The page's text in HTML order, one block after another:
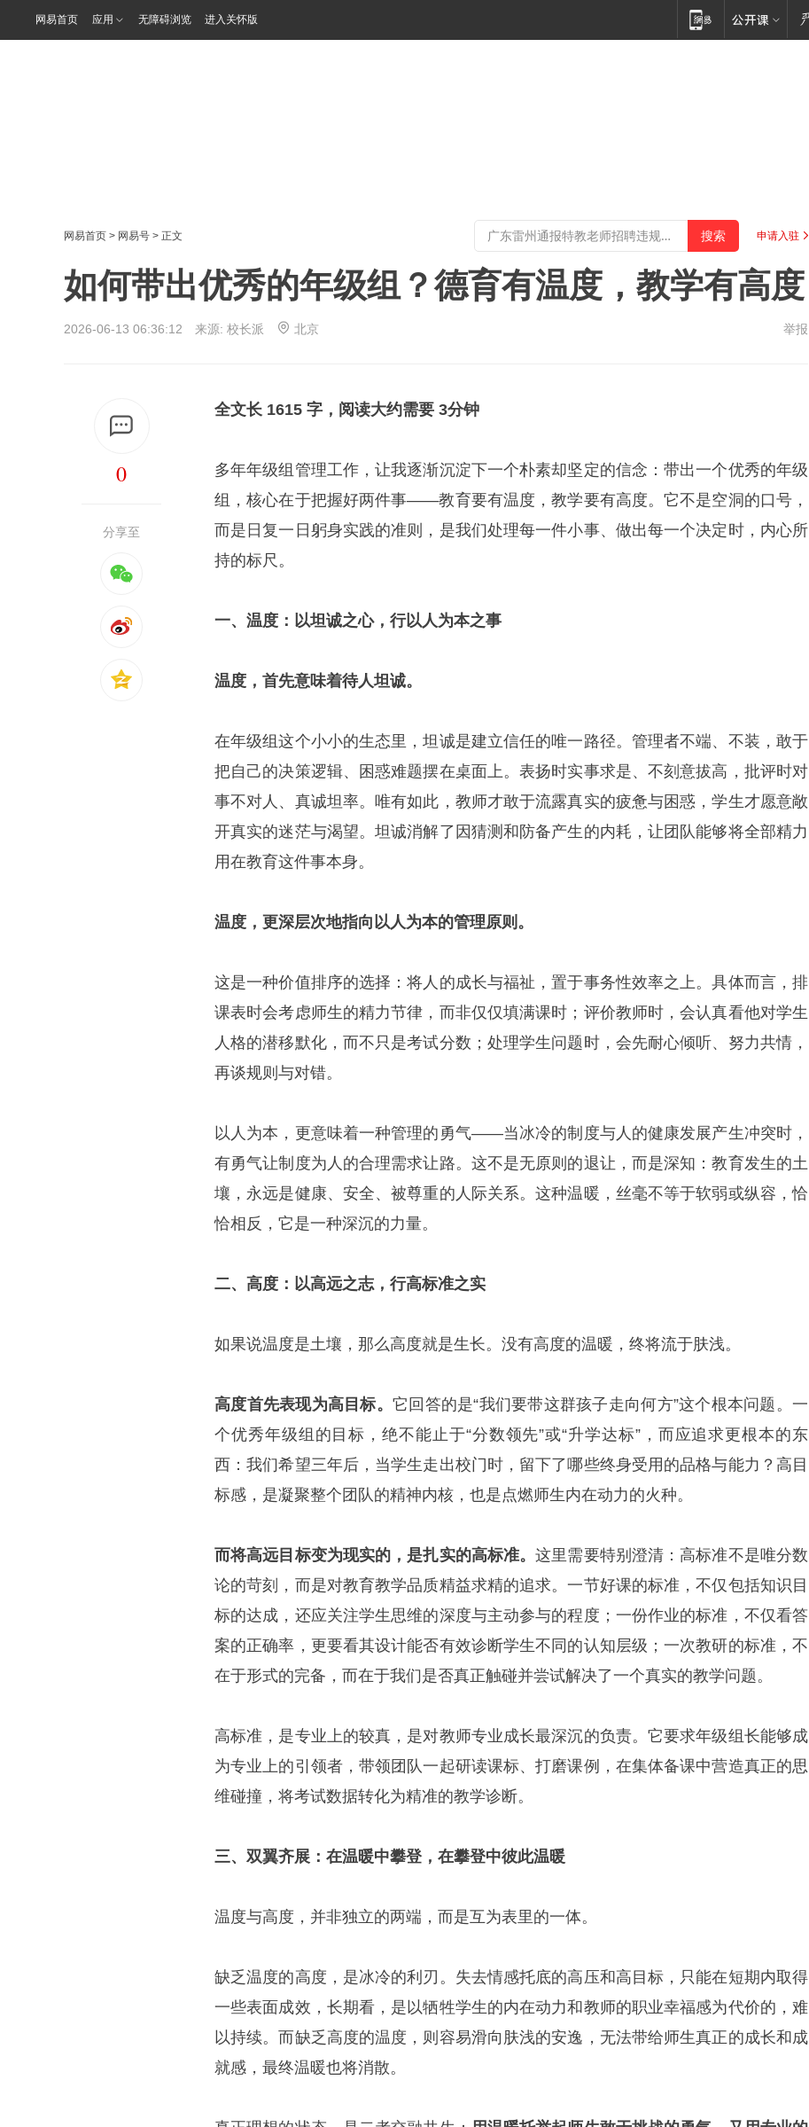
网易首页 应用 无障碍浏览 进入关怀版
网易首页 > 网易号 > 正文 申请入驻
如何带出优秀的年级组？德育有温度，教学有高度
2026-06-13 06:36:12 来源: 校长派 北京 举报
0
分享至
全文长 1615 字，阅读大约需要 3分钟
多年年级组管理工作，让我逐渐沉淀下一个朴素却坚定的信念：带出一个优秀的年级
组，核心在于把握好两件事——教育要有温度，教学要有高度。它不是空洞的口号，
而是日复一日躬身实践的准则，是我们处理每一件小事、做出每一个决定时，内心所
持的标尺。
一、温度：以坦诚之心，行以人为本之事
温度，首先意味着待人坦诚。
在年级组这个小小的生态里，坦诚是建立信任的唯一路径。管理者不端、不装，敢于
把自己的决策逻辑、困惑难题摆在桌面上。表扬时实事求是、不刻意拔高，批评时对
事不对人、真诚坦率。唯有如此，教师才敢于流露真实的疲惫与困惑，学生才愿意敞
开真实的迷茫与渴望。坦诚消解了因猜测和防备产生的内耗，让团队能够将全部精力
用在教育这件事本身。
温度，更深层次地指向以人为本的管理原则。
这是一种价值排序的选择：将人的成长与福祉，置于事务性效率之上。具体而言，排
课表时会考虑师生的精力节律，而非仅仅填满课时；评价教师时，会认真看他对学生
人格的潜移默化，而不只是考试分数；处理学生问题时，会先耐心倾听、努力共情，
再谈规则与对错。
以人为本，更意味着一种管理的勇气——当冰冷的制度与人的健康发展产生冲突时，
有勇气让制度为人的合理需求让路。这不是无原则的退让，而是深知：教育发生的土
壤，永远是健康、安全、被尊重的人际关系。这种温暖，丝毫不等于软弱或纵容，恰
恰相反，它是一种深沉的力量。
二、高度：以高远之志，行高标准之实
如果说温度是土壤，那么高度就是生长。没有高度的温暖，终将流于肤浅。
高度首先表现为高目标。 它回答的是“我们要带这群孩子走向何方”这个根本问题。一
个优秀年级组的目标，绝不能止于“分数领先”或“升学达标”，而应追求更根本的东
西：我们希望三年后，当学生走出校门时，留下了哪些终身受用的品格与能力？高目
标感，是凝聚整个团队的精神内核，也是点燃师生内在动力的火种。
而将高远目标变为现实的，是扎实的高标准。这里需要特别澄清：高标准不是唯分数
论的苛刻，而是对教育教学品质精益求精的追求。一节好课的标准，不仅包括知识目
标的达成，还应关注学生思维的深度与主动参与的程度；一份作业的标准，不仅看答
案的正确率，更要看其设计能否有效诊断学生不同的认知层级；一次教研的标准，不
在于形式的完备，而在于我们是否真正触碰并尝试解决了一个真实的教学问题。
高标准，是专业上的较真，是对教师专业成长最深沉的负责。它要求年级组长能够成
为专业上的引领者，带领团队一起研读课标、打磨课例，在集体备课中营造真正的思
维碰撞，将考试数据转化为精准的教学诊断。
三、双翼齐展：在温暖中攀登，在攀登中彼此温暖
温度与高度，并非独立的两端，而是互为表里的一体。
缺乏温度的高度，是冰冷的利刃。失去情感托底的高压和高目标，只能在短期内取得
一些表面成效，长期看，是以牺牲学生的内在动力和教师的职业幸福感为代价的，难
以持续。而缺乏高度的温度，则容易滑向肤浅的安逸，无法带给师生真正的成长和成
就感，最终温暖也将消散。